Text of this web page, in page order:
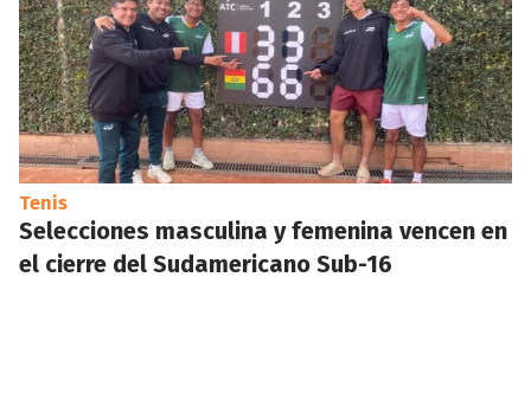
Tenis
Selecciones masculina y femenina vencen en
el cierre del Sudamericano Sub-16